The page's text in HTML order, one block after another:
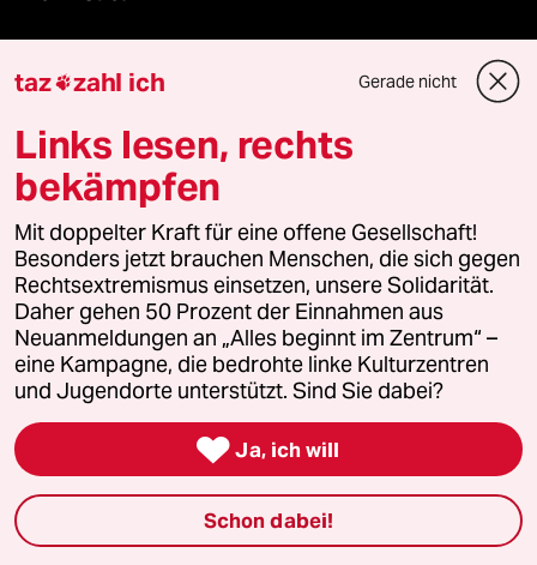
Mehr taz Lesestoff
taz Blogs
taz FUTURZWEI
taz Archiv
taz zahl ich Gerade nicht
Links lesen, rechts
bekämpfen
Mit doppelter Kraft für eine offene Gesellschaft!
Besonders jetzt brauchen Menschen, die sich gegen
Rechtsextremismus einsetzen, unsere Solidarität.
Daher gehen 50 Prozent der Einnahmen aus
Neuanmeldungen an „Alles beginnt im Zentrum“ –
eine Kampagne, die bedrohte linke Kulturzentren
und Jugendorte unterstützt. Sind Sie dabei?
 Ja, ich will
Schon dabei!